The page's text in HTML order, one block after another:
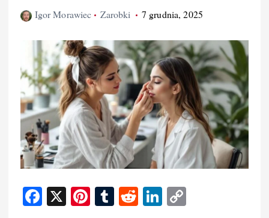
Igor Morawiec Zarobki 7 grudnia, 2025
F
X
Pi T
R
Li